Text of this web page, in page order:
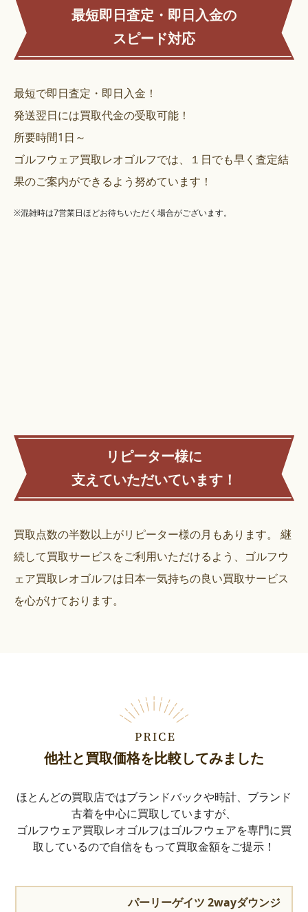
最短即日査定・即日入金の
スピード対応
最短で即日査定・即日入金！
発送翌日には買取代金の受取可能！
所要時間1日～
ゴルフウェア買取レオゴルフでは、１日でも早く査定結
果のご案内ができるよう努めています！
※混雑時は7営業日ほどお待ちいただく場合がございます。
リピーター様に
支えていただいています！
買取点数の半数以上がリピーター様の月もあります。
継
続して買取サービスをご利用いただけるよう、ゴルフウ
ェア買取レオゴルフは日本一気持ちの良い買取サービス
を心がけております。
他社と買取価格を比較してみました
ほとんどの買取店ではブランドバックや時計、ブランド
古着を中心に買取していますが、
ゴルフウェア買取レオゴルフはゴルフウェアを専門に買
取しているので自信をもって買取金額をご提示！
パーリーゲイツ 2wayダウンジ